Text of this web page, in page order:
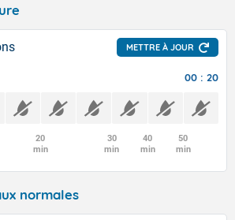
METTRE À JOUR
00 : 20
20
min
30
min
40
min
50
min
normales